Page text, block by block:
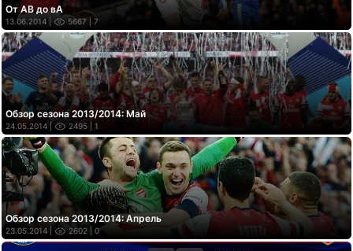
От АВ до вА
13.06.2014 | 5667 | 7
Обзор сезона 2013/2014: Май
24.05.2014 | 2495 | 1
Обзор сезона 2013/2014: Апрель
23.05.2014 | 2602 | 0